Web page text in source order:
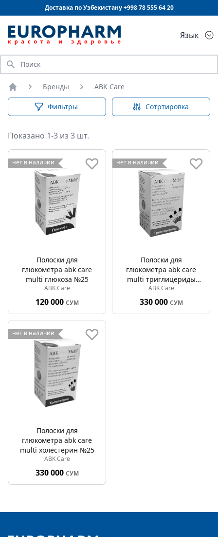
Доставка по Узбекистану +99878 555 64 20
Язык
Искать
Главная
Бренды ABK Care
Фильтры Сотртировка
Показано 1-3 из 3 шт.
нет в наличии
Полоски для
глюкометра abk care
multi глюкоза №25
ABK Care
120 000 СУМ
нет в наличии
Полоски для
глюкометра abk care
multi триглицериды
№25
ABK Care
330 000 СУМ
нет в наличии
Полоски для
глюкометра abk care
multi холестерин №25
ABK Care
330 000 СУМ